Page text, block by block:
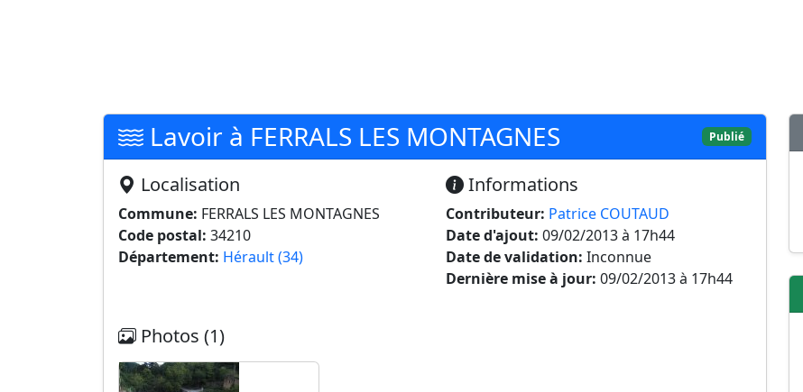
Lavoir à FERRALS LES MONTAGNES Publié
Localisation
Commune: FERRALS LES MONTAGNES
Code postal: 34210
Département: Hérault (34)
Informations
Contributeur: Patrice COUTAUD
Date d'ajout: 09/02/2013 à 17h44
Date de validation: Inconnue
Dernière mise à jour: 09/02/2013 à 17h44
Photos (1)